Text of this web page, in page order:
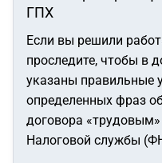
ГПХ
Если вы решили
проследите, чтобы в
указаны правильные
определенных фраз
договора
Налоговой службы